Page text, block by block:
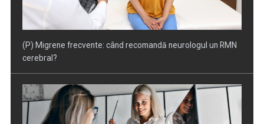
(P) Transformarea digitală a afacerilor: Cum să-ți
construiești o prezență ...